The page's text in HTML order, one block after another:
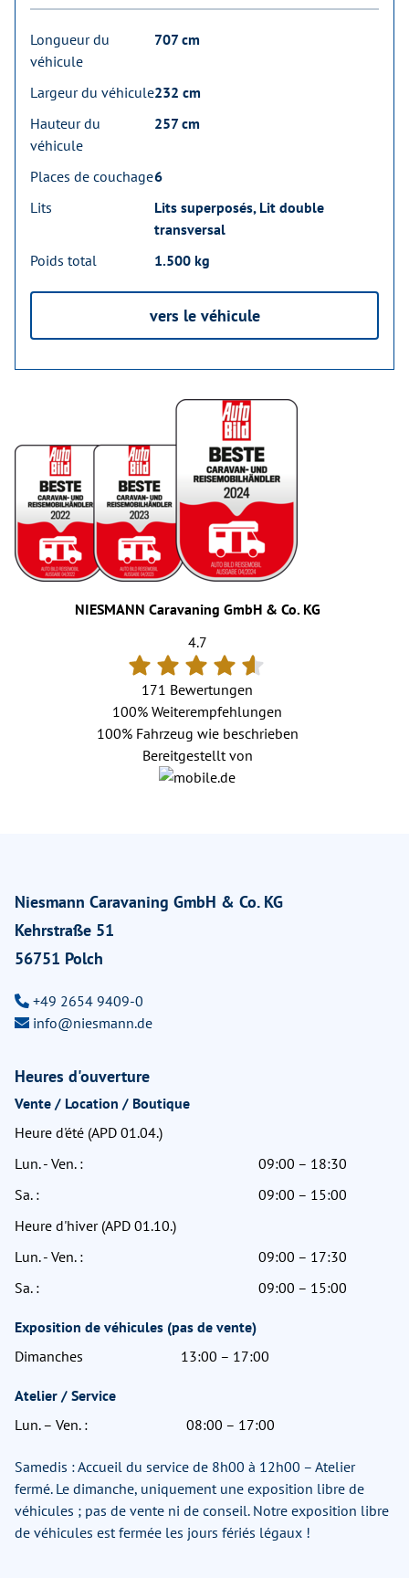
Longueur du
véhicule
707 cm
Largeur du véhicule232 cm
Hauteur du
véhicule
257 cm
Places de couchage6
Lits
Lits superposés, Lit double
transversal
Poids total
1.500 kg
vers le véhicule
NIESMANN Caravaning GmbH & Co. KG
4.7
171 Bewertungen
100% Weiterempfehlungen
100%Fahrzeug wie beschrieben
Bereitgestellt von
Niesmann Caravaning GmbH & Co. KG
Kehrstraße 51
56751 Polch
+49 2654 9409-0
info@niesmann.de
Heures d'ouverture
Vente / Location / Boutique
Heure d'été (APD 01.04.)
Lun. - Ven. :
09:00 – 18:30
Sa. :
09:00 – 15:00
Heure d'hiver (APD 01.10.)
Lun. - Ven. :
09:00 – 17:30
Sa. :
09:00 – 15:00
Exposition de véhicules (pas de vente)
Dimanches
13:00 – 17:00
Atelier / Service
Lun. – Ven. :
08:00 – 17:00
Samedis : Accueil du service de 8h00 à 12h00 – Atelier
fermé. Le dimanche, uniquement une exposition libre de
véhicules ; pas de vente ni de conseil. Notre exposition libre
de véhicules est fermée les jours fériés légaux !